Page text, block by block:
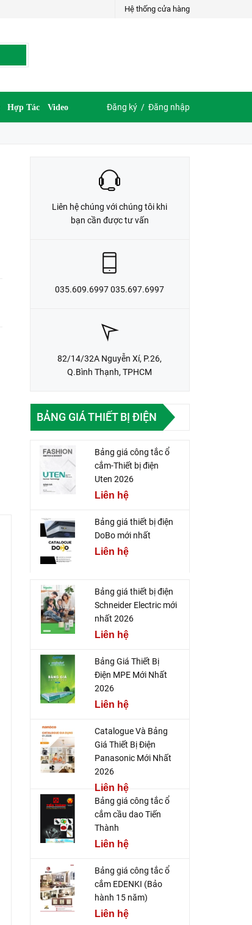
Hệ thống cửa hàng
Hợp Tác Video Đăng ký / Đăng nhập
LIÊN HỆ ĐẶT HÀNG
Liên hệ chúng với chúng tôi khi
bạn cần được tư vấn
035.609.6997 035.697.6997
82/14/32A Nguyễn Xí, P.26,
Q.Bình Thạnh, TPHCM
BẢNG GIÁ THIẾT BỊ ĐIỆN
Bảng giá công tắc ổ
cắm-Thiết bị điện
Uten 2026
Liên hệ
Bảng giá thiết bị điện
DoBo mới nhất
Liên hệ
Bảng giá thiết bị điện
Schneider Electric mới
nhất 2026
Liên hệ
Bảng Giá Thiết Bị
Điện MPE Mới Nhất
2026
Liên hệ
Catalogue Và Bảng
Giá Thiết Bị Điện
Panasonic Mới Nhất
2026
Liên hệ
Bảng giá công tắc ổ
cắm cầu dao Tiến
Thành
Liên hệ
Bảng giá công tắc ổ
cắm EDENKI (Bảo
hành 15 năm)
Liên hệ